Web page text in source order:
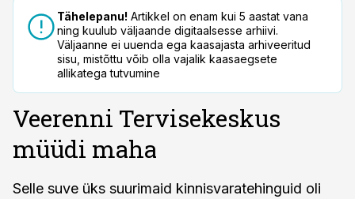
Tähelepanu! Artikkel on enam kui 5 aastat vana
ning kuulub väljaande digitaalsesse arhiivi.
Väljaanne ei uuenda ega kaasajasta arhiveeritud
sisu, mistõttu võib olla vajalik kaasaegsete
allikatega tutvumine
Veerenni Tervisekeskus
müüdi maha
Selle suve üks suurimaid kinnisvaratehinguid oli